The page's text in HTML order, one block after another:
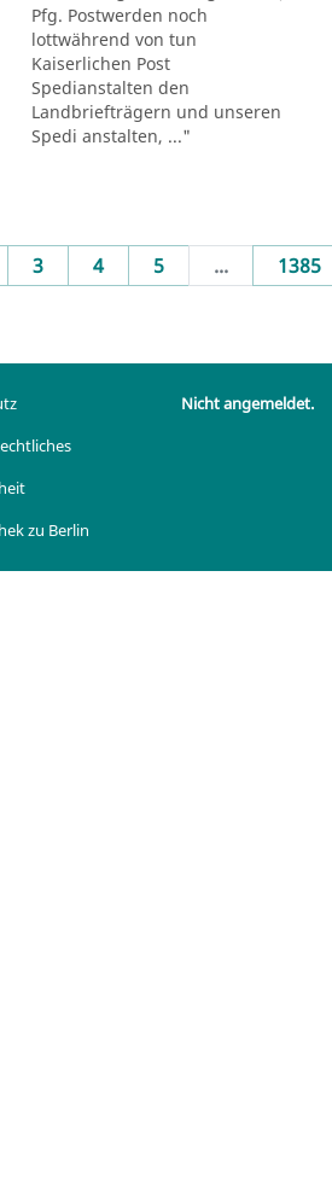
Pfg. Postwerden noch
lottwährend von tun
Kaiserlichen Post
Spedianstalten den
Landbriefträgern und unseren
Spedi anstalten, ..."
3 4 5 ... 1385
zu Berlin
Nicht angemeldet.